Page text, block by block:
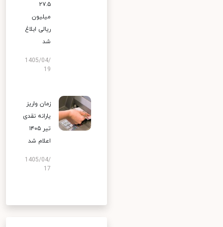
۲۷.۵
میلیون
ریالی ابلاغ
شد
1405/04/
19
زمان واریز
یارانه نقدی
تیر ۱۴۰۵
اعلام شد
1405/04/
17